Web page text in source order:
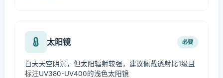
太阳镜 必要
白天天空阴沉，但太阳辐射较强，建议佩戴透射比1级且
标注UV380-UV400的浅色太阳镜